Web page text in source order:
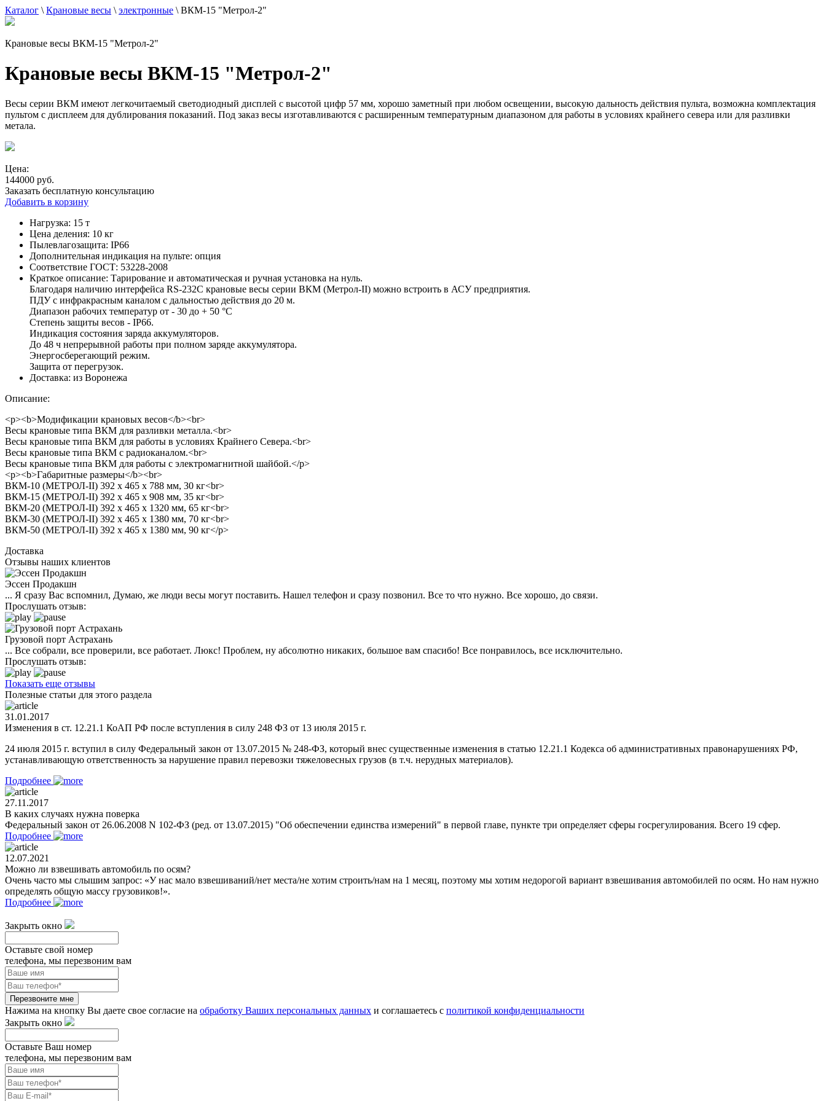
Каталог \ Крановые весы \ электронные \ ВКМ-15 "Метрол-2"
Крановые весы ВКМ-15 "Метрол-2"
Крановые весы ВКМ-15 "Метрол-2"
Весы серии ВКМ имеют легкочитаемый светодиодный дисплей с высотой цифр 57 мм, хорошо заметный при любом освещении, высокую дальность действия пульта, возможна комплектация
пультом с дисплеем для дублирования показаний. Под заказ весы изготавливаются с расширенным температурным диапазоном для работы в условиях крайнего севера или для разливки
метала.
Цена:
144000 руб.
Заказать бесплатную консультацию
Добавить в корзину
Нагрузка: 15 т
Цена деления: 10 кг
Пылевлагозащита: IP66
Дополнительная индикация на пульте: опция
Соответствие ГОСТ: 53228-2008
Краткое описание: Тарирование и автоматическая и ручная установка на нуль.
Благодаря наличию интерфейса RS-232C крановые весы серии ВКМ (Метрол-II) можно встроить в АСУ предприятия.
ПДУ с инфракрасным каналом с дальностью действия до 20 м.
Диапазон рабочих температур от - 30 до + 50 °C
Степень защиты весов - IP66.
Индикация состояния заряда аккумуляторов.
До 48 ч непрерывной работы при полном заряде аккумулятора.
Энергосберегающий режим.
Защита от перегрузок.
Доставка: из Воронежа
Описание:
<p><b>Модификации крановых весов</b><br>
Весы крановые типа ВКМ для разливки металла.<br>
Весы крановые типа ВКМ для работы в условиях Крайнего Севера.<br>
Весы крановые типа ВКМ с радиоканалом.<br>
Весы крановые типа ВКМ для работы с электромагнитной шайбой.</p>
<p><b>Габаритные размеры</b><br>
ВКМ-10 (МЕТРОЛ-II) 392 x 465 x 788 мм, 30 кг<br>
ВКМ-15 (МЕТРОЛ-II) 392 x 465 x 908 мм, 35 кг<br>
ВКМ-20 (МЕТРОЛ-II) 392 x 465 x 1320 мм, 65 кг<br>
ВКМ-30 (МЕТРОЛ-II) 392 x 465 x 1380 мм, 70 кг<br>
ВКМ-50 (МЕТРОЛ-II) 392 x 465 x 1380 мм, 90 кг</p>
Доставка
Отзывы наших клиентов
Эссен Продакшн
... Я сразу Вас вспомнил, Думаю, же люди весы могут поставить. Нашел телефон и сразу позвонил. Все то что нужно. Все хорошо, до связи.
Прослушать отзыв:
Грузовой порт Астрахань
... Все собрали, все проверили, все работает. Люкс! Проблем, ну абсолютно никаких, большое вам спасибо! Все понравилось, все исключительно.
Прослушать отзыв:
Показать еще отзывы
Полезные статьи для этого раздела
31.01.2017
Изменения в ст. 12.21.1 КоАП РФ после вступления в силу 248 ФЗ от 13 июля 2015 г.
24 июля 2015 г. вступил в силу Федеральный закон от 13.07.2015 № 248-ФЗ, который внес существенные изменения в статью 12.21.1 Кодекса об административных правонарушениях РФ,
устанавливающую ответственность за нарушение правил перевозки тяжеловесных грузов (в т.ч. нерудных материалов).
Подробнее
27.11.2017
В каких случаях нужна поверка
Федеральный закон от 26.06.2008 N 102-ФЗ (ред. от 13.07.2015) "Об обеспечении единства измерений" в первой главе, пункте три определяет сферы госрегулирования. Всего 19 сфер.
Подробнее
12.07.2021
Можно ли взвешивать автомобиль по осям?
Очень часто мы слышим запрос: «У нас мало взвешиваний/нет места/не хотим строить/нам на 1 месяц, поэтому мы хотим недорогой вариант взвешивания автомобилей по осям. Но нам нужно
определять общую массу грузовиков!».
Подробнее
Закрыть окно
Оставьте свой номер
телефона, мы перезвоним вам
Перезвоните мне
Нажима на кнопку Вы даете свое согласие на обработку Ваших персональных данных и соглашаетесь с политикой конфиденциальности
Закрыть окно
Оставьте Ваш номер
телефона, мы перезвоним вам